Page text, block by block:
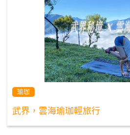
瑜珈
武界，雲海瑜珈輕旅行